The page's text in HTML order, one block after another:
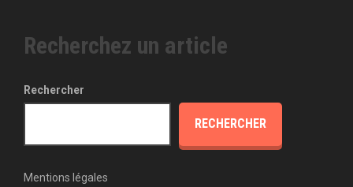
Recherchez un article
Rechercher
RECHERCHER
Mentions légales